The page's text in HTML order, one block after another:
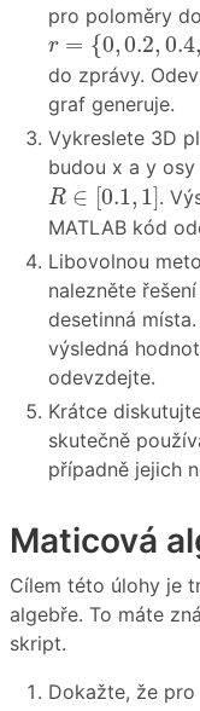
pro poloměry
r = {0,0.2, 0.4,
r 0 ,0.2, 0.4,
do zprávy.
graf generuje.
Vykreslete 3D
budou x a y
R ∈ [0.1, 1]
R∈[ 0.1 ,1 ]
.
MATLAB kód
Libovolnou
nalezněte
desetinná
výsledná
odevzdejte.
Krátce
skutečně
případně jejich
Maticová
Cílem této úlohy je
algebře. To máte
skript.
Dokažte, že